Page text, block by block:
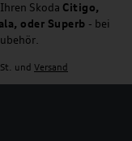
Skoda Citigo,
oder Superb - bei
und Versand